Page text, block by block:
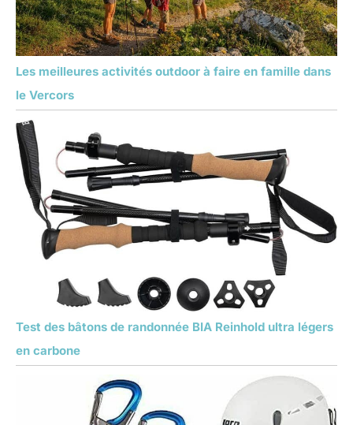
Les meilleures activités outdoor à faire en famille dans
le Vercors
Test des bâtons de randonnée BIA Reinhold ultra légers
en carbone